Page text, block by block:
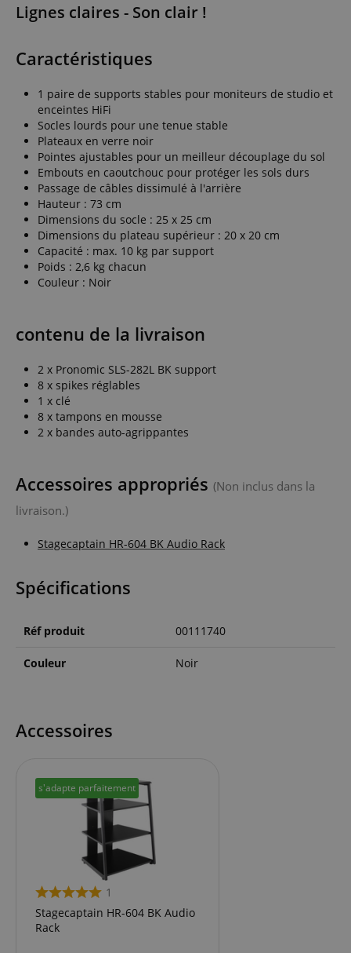
Lignes claires - Son clair !
Caractéristiques
1 paire de supports stables pour moniteurs de studio et
enceintes HiFi
Socles lourds pour une tenue stable
Plateaux en verre noir
Pointes ajustables pour un meilleur découplage du sol
Embouts en caoutchouc pour protéger les sols durs
Passage de câbles dissimulé à l'arrière
Hauteur : 73 cm
Dimensions du socle : 25 x 25 cm
Dimensions du plateau supérieur : 20 x 20 cm
Capacité : max. 10 kg par support
Poids : 2,6 kg chacun
Couleur : Noir
contenu de la livraison
2 x Pronomic SLS-282L BK support
8 x spikes réglables
1 x clé
8 x tampons en mousse
2 x bandes auto-agrippantes
Accessoires appropriés (Non inclus dans la
livraison.)
Stagecaptain HR-604 BK Audio Rack
Spécifications
Réf produit 00111740
Couleur Noir
Accessoires
s'adapte parfaitement
1
Stagecaptain HR-604 BK Audio
Rack